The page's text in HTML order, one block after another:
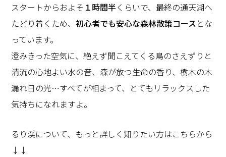
スタートからおよそ １時間半くらいで、最終の通天湖へ
たどり着くため、初心者でも安心な森林散策コースとな
っています。
澄みきった空気に、絶えず聞こえてくる鳥のさえずりと
清流の心地よい水の音、森が放つ生命の香り、樹木の木
漏れ日の光…すべてが相まって、とてもリラックスした
気持ちになれますよ。
るり渓について、もっと詳しく知りたい方はこちらから
↓↓